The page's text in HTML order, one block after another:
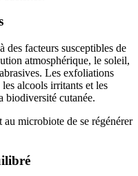
des facteurs susceptibles de
atmosphérique, le soleil,
Les exfoliations
alcools irritants et les
biodiversité cutanée.
au microbiote de se régénérer